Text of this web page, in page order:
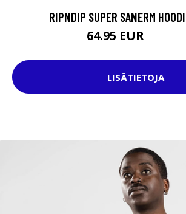
RIPNDIP SUPER SANERM
64.95 EUR
LISÄTIETOJA